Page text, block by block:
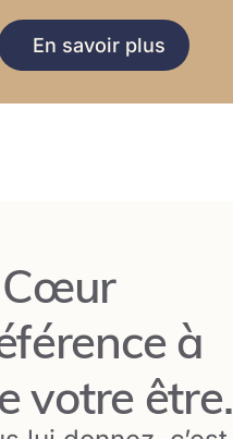
En savoir plus
Cœur
à
votre être.